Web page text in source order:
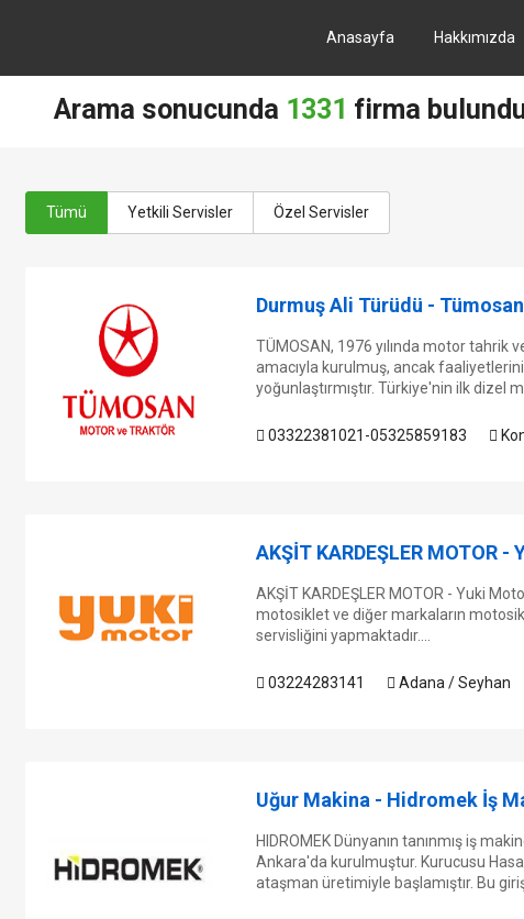
Anasayfa Hakkımızda
Arama sonucunda 1331 firma
Tümü Yetkili Servisler Özel Servisler
Durmuş Ali Türüdü -
TÜMOSAN, 1976 yılında motor tahrik
amacıyla kurulmuş, ancak
yoğunlaştırmıştır. Türkiye'nin ilk dizel
03322381021-05325859183
AKŞİT KARDEŞLER
AKŞİT KARDEŞLER MOTOR - Yuki
motosiklet ve diğer markaların
servisliğini yapmaktadır....
03224283141 Adana / Seyhan
Uğur Makina - Hidromek İş
HIDROMEK Dünyanın tanınmış iş
Ankara'da kurulmuştur. Kurucusu
ataşman üretimiyle başlamıştır. Bu